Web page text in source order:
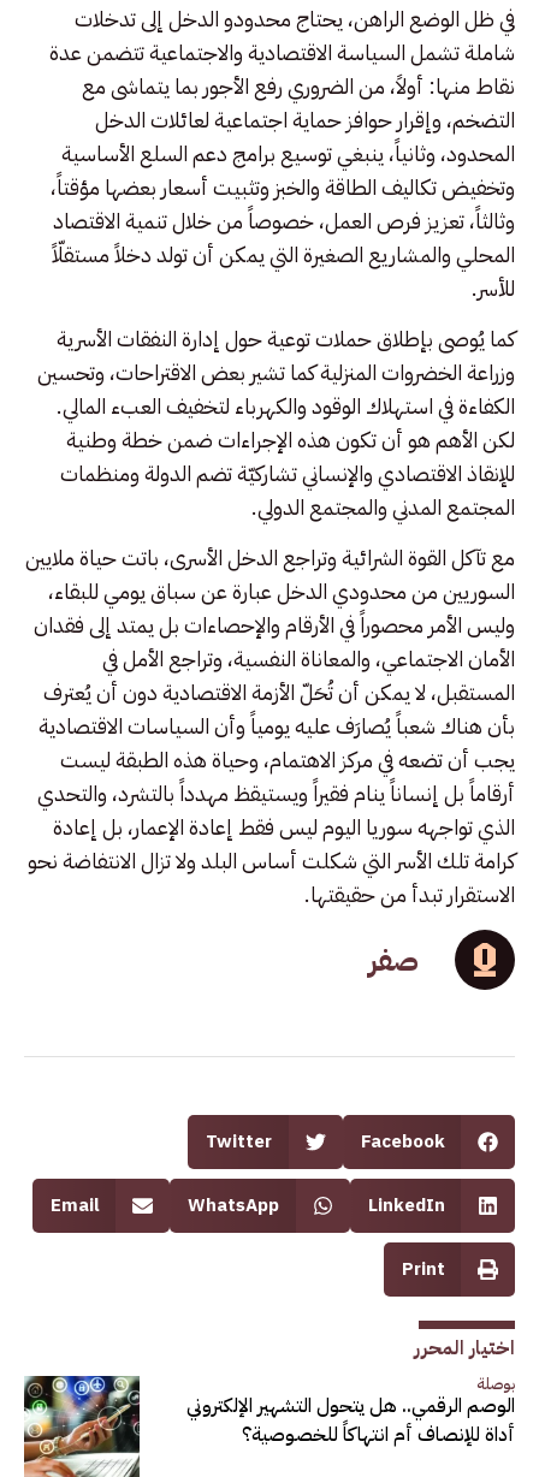
في ظل الوضع الراهن، يحتاج محدودو الدخل إلى تدخلات
شاملة تشمل السياسة الاقتصادية والاجتماعية تتضمن عدة
نقاط منها: أولاً، من الضروري رفع الأجور بما يتماشى مع
التضخم، وإقرار حوافز حماية اجتماعية لعائلات الدخل
المحدود، وثانياً، ينبغي توسيع برامج دعم السلع الأساسية
وتخفيض تكاليف الطاقة والخبز وتثبيت أسعار بعضها مؤقتاً،
وثالثاً، تعزيز فرص العمل، خصوصاً من خلال تنمية الاقتصاد
المحلي والمشاريع الصغيرة التي يمكن أن تولد دخلاً مستقلّاً
للأسر.
كما يُوصى بإطلاق حملات توعية حول إدارة النفقات الأسرية
وزراعة الخضروات المنزلية كما تشير بعض الاقتراحات، وتحسين
الكفاءة في استهلاك الوقود والكهرباء لتخفيف العبء المالي.
لكن الأهم هو أن تكون هذه الإجراءات ضمن خطة وطنية
للإنقاذ الاقتصادي والإنساني تشاركيّة تضم الدولة ومنظمات
المجتمع المدني والمجتمع الدولي.
مع تآكل القوة الشرائية وتراجع الدخل الأسرى، باتت حياة ملايين
السوريين من محدودي الدخل عبارة عن سباق يومي للبقاء،
وليس الأمر محصوراً في الأرقام والإحصاءات بل يمتد إلى فقدان
الأمان الاجتماعي، والمعاناة النفسية، وتراجع الأمل في
المستقبل، لا يمكن أن تُحَلّ الأزمة الاقتصادية دون أن يُعترف
بأن هناك شعباً يُصارَف عليه يومياً وأن السياسات الاقتصادية
يجب أن تضعه في مركز الاهتمام، وحياة هذه الطبقة ليست
أرقاماً بل إنساناً ينام فقيراً ويستيقظ مهدداً بالتشرد، والتحدي
الذي تواجهه سوريا اليوم ليس فقط إعادة الإعمار، بل إعادة
كرامة تلك الأسر التي شكلت أساس البلد ولا تزال الانتفاضة نحو
الاستقرار تبدأ من حقيقتها.
صفر
Facebook
Twitter
LinkedIn
WhatsApp
Email
Print
اختيار المحرر
بوصلة
الوصم الرقمي.. هل يتحول التشهير الإلكتروني
أداة للإنصاف أم انتهاكاً للخصوصية؟